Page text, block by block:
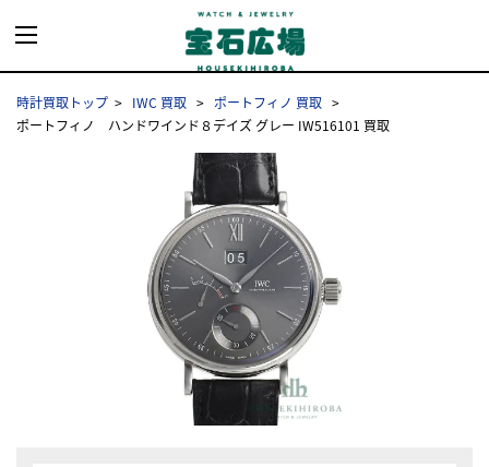
時計買取トップ IWC 買取
ポートフィノ 買取
ポートフィノ ハンドワインド８デイズ グレー IW516101 買取